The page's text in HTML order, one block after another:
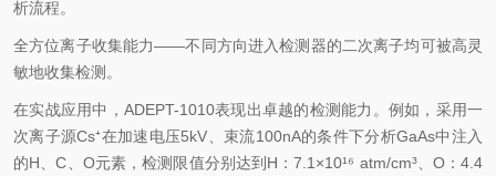
析流程。
全方位离子收集能力——不同方向进入检测器的二次离子均可被高灵
敏地收集检测。
在实战应用中，ADEPT-1010表现出卓越的检测能力。例如，采用一
次离子源Cs⁺在加速电压5kV、束流100nA的条件下分析GaAs中注入
的H、C、O元素，检测限值分别达到H：7.1×10¹⁶ atm/cm³、O：4.4